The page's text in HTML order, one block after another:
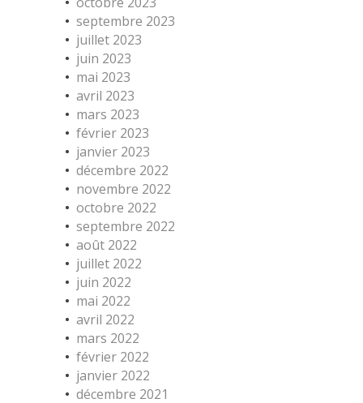
septembre 2023
juillet 2023
juin 2023
mai 2023
avril 2023
mars 2023
février 2023
janvier 2023
décembre 2022
novembre 2022
octobre 2022
septembre 2022
août 2022
juillet 2022
juin 2022
mai 2022
avril 2022
mars 2022
février 2022
janvier 2022
décembre 2021